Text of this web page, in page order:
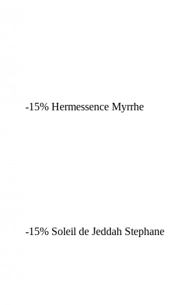
-15% Hermessence Myrrhe
-15% Soleil de Jeddah Stephane